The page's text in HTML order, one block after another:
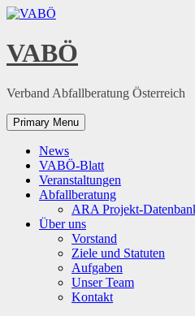
Skip
content
VABÖ
Verband Abfallberatung Österreich
Primary Menu
News
VABÖ-Blatt
Veranstaltungen
Abfallberatung
ARA Projekt-
Über uns
Vorstand
Ziele und Statuten
Aufgaben
Unser Team
Kontakt